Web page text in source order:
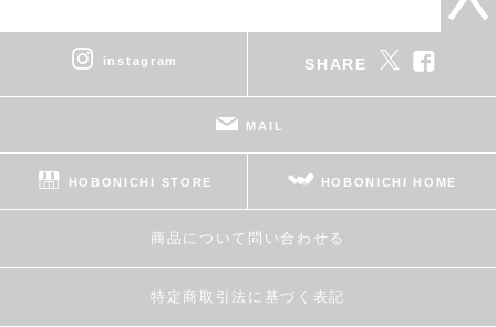
instagram SHARE
MAIL
HOBONICHI STORE HOBONICHI HOME
商品について問い合わせる
特定商取引法に基づく表記